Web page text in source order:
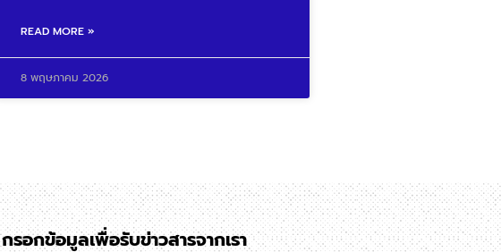
READ MORE »
8 พฤษภาคม 2026
กรอกข้อมูลเพื่อรับข่าวสารจากเรา